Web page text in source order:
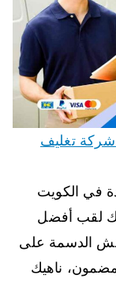
50993766 افضل شركة تغليف
في الكويت
لقب أفضل
الدسمة على
ناهيك